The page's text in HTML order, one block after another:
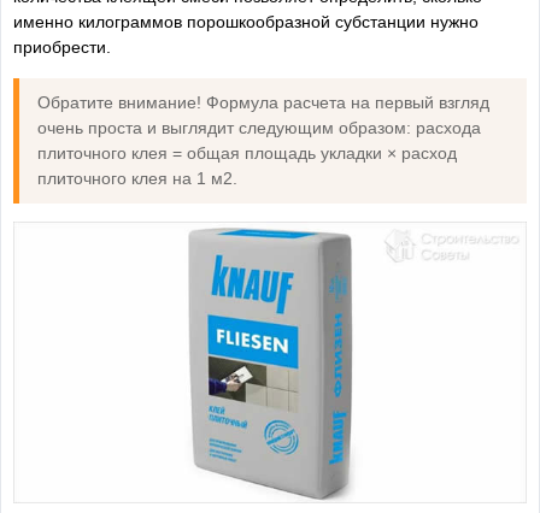
именно килограммов порошкообразной субстанции нужно
приобрести.
Обратите внимание! Формула расчета на первый взгляд
очень проста и выглядит следующим образом: расхода
плиточного клея = общая площадь укладки × расход
плиточного клея на 1 м2.